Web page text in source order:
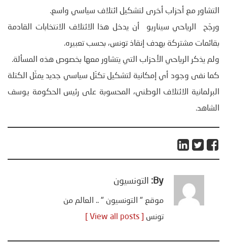
التشاور مع أحزاب أخرى لتشكيل ائتلاف سياسي واسع.
ورجّح الرياحي سيناريو أن يدخل هذا الائتلاف الانتخابات القادمة
بقائمات مشتركة بهدف إنقاذ تونس، بحسب تعبيره.
ولم يذكر الرياحي الأحزاب التي يتشاور معها بخصوص هذه المسألة.
كما نفى وجود أي إمكانية لتشكيل تكتّل سياسي جديد يمثّل الكتلة
البرلمانية الائتلاف الوطني، المحسوبة على رئيس الحكومة يوسف
الشاهد.
By: التونسيون
موقع " التونسيون " .. العالم من
تونس